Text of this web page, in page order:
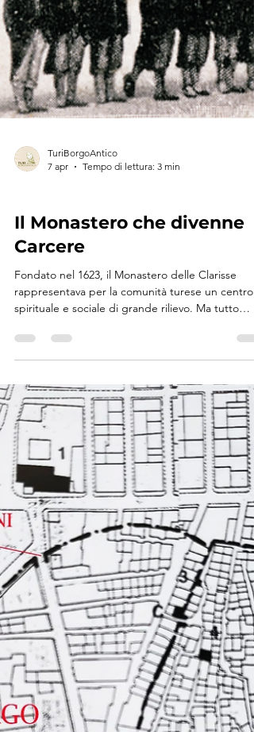
TuriBorgoAntico
TURI RACCONTA
Carcere
Fondato nel 1623, il Monastero delle Clarisse
rappresentava per la comunità turese un centro
spirituale e sociale di grande rilievo. Ma tutto
cambia con l’arrivo dell’Ottocento e, soprattutto,
con le trasformazioni legate all’Unità d’Italia. Nel
1838 prende forma una decisione destinata a
segnare il destino del complesso: la costruzione
un nuovo monastero. Un progetto ambizioso,
già l’anno successivo – il 3 maggio 1839 – vede la
posa della prima pietra.